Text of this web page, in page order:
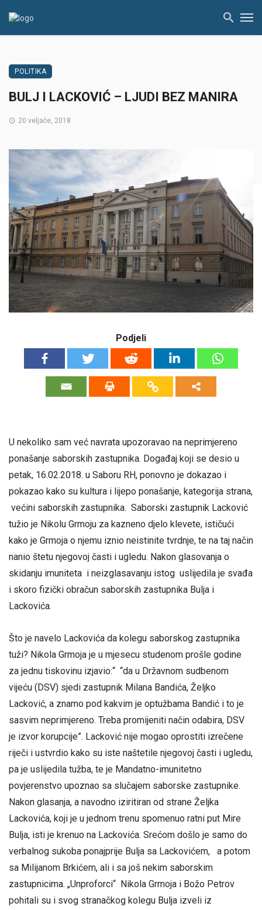
POLITIKA
BULJ I LACKOVIĆ – LJUDI BEZ MANIRA
20 veljače, 2018
Podjeli
U nekoliko sam već navrata upozoravao na neprimjereno
ponašanje saborskih zastupnika. Događaj koji se desio u
petak, 16.02.2018. u Saboru RH, ponovno je dokazao i
pokazao kako su kultura i lijepo ponašanje, kategorija strana,
većini saborskih zastupnika. Saborski zastupnik Lacković
tužio je Nikolu Grmoju za kazneno djelo klevete, ističući
kako je Grmoja o njemu iznio neistinite tvrdnje, te na taj način
nanio štetu njegovoj časti i ugledu. Nakon glasovanja o
skidanju imuniteta i neizglasavanju istog uslijedila je svađa
i skoro fizički obračun saborskih zastupnika Bulja i
Lackovića.
Što je navelo Lackovića da kolegu saborskog zastupnika
tuži? Nikola Grmoja je u mjesecu studenom prošle godine
za jednu tiskovinu izjavio:“ “da u Državnom sudbenom
vijeću (DSV) sjedi zastupnik Milana Bandića, Željko
Lacković, a znamo pod kakvim je optužbama Bandić i to je
sasvim neprimjereno. Treba promijeniti način odabira, DSV
je izvor korupcije”. Lacković nije mogao oprostiti izrečene
riječi i ustvrdio kako su iste naštetile njegovoj časti i ugledu,
pa je uslijedila tužba, te je Mandatno-imunitetno
povjerenstvo upoznao sa slučajem saborske zastupnike.
Nakon glasanja, a navodno iziritiran od strane Željka
Lackovića, koji je u jednom trenu spomenuo ratni put Mire
Bulja, isti je krenuo na Lackovića. Srećom došlo je samo do
verbalnog sukoba ponajprije Bulja sa Lackovićem, a potom
sa Milijanom Brkićem, ali i sa još nekim saborskim
zastupnicima. „Unproforci“ Nikola Grmoja i Božo Petrov
pohitali su i svog stranačkog kolegu Bulja izveli iz